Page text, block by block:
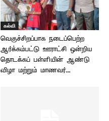
கல்வி
வெகுச்சிறப்பாக நடைப்பெற்ற
ஆர்க்கம்பட்டு ஊராட்சி ஒன்றிய
தொடக்கப் பள்ளியின் ஆண்டு
விழா மற்றும் மாணவர்...